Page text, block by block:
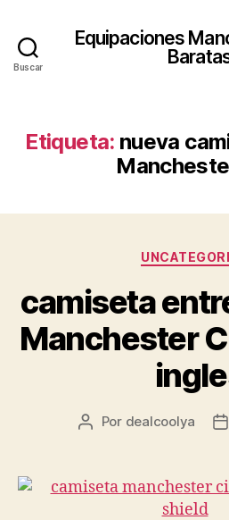
Buscar
Equipaciones
Etiqueta: nueva
camiseta
Manchester
Autor
entrada
Por dealcoolya